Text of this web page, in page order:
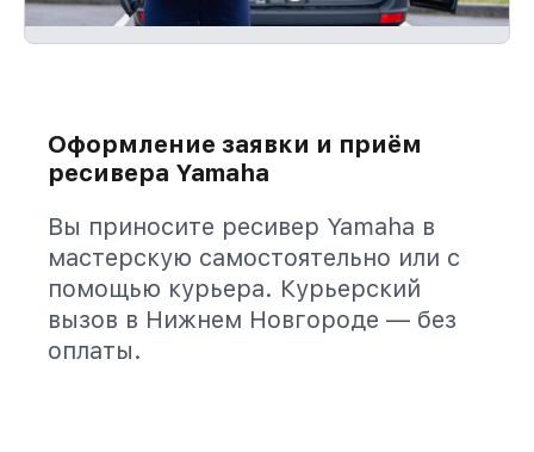
Оформление заявки и приём
ресивера Yamaha
Вы приносите ресивер Yamaha в
мастерскую самостоятельно или с
помощью курьера. Курьерский
вызов в Нижнем Новгороде — без
оплаты.